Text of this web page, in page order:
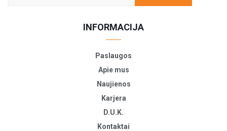
INFORMACIJA
Paslaugos
Apie mus
Naujienos
Karjera
D.U.K.
Kontaktai